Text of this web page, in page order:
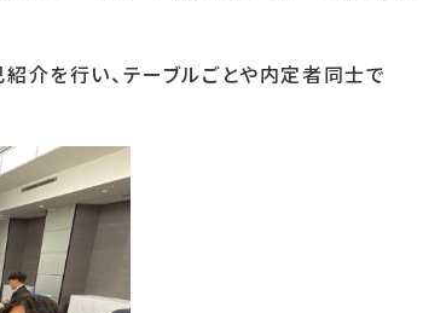
介を行い、テーブルごとや内定者同士で